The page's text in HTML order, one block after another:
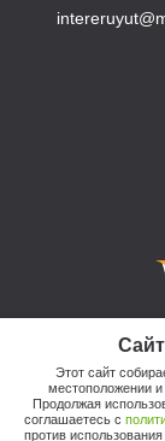
Этот сайт
местоположении
Продолжая
соглашаетесь с
против